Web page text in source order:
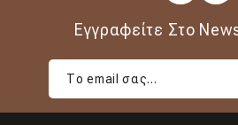
Εγγραφείτε Στο